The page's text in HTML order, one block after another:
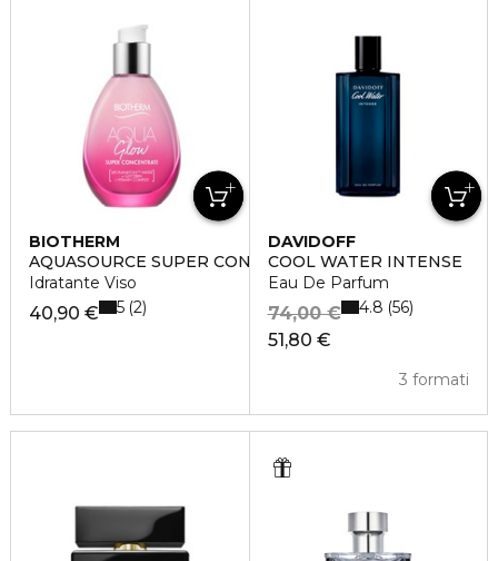
BIOTHERM
AQUASOURCE SUPER CONCENTRATES GLOW
Idratante Viso
40,90 € 5 2
DAVIDOFF
COOL WATER INTENSE
Eau De Parfum
51,80 €
74,00 €
3 formati
4.8 56